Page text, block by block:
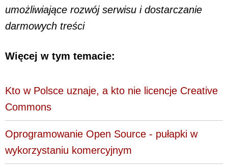
umożliwiające rozwój serwisu i dostarczanie
darmowych treści
Więcej w tym temacie:
Kto w Polsce uznaje, a kto nie licencje Creative
Commons
Oprogramowanie Open Source - pułapki w
wykorzystaniu komercyjnym